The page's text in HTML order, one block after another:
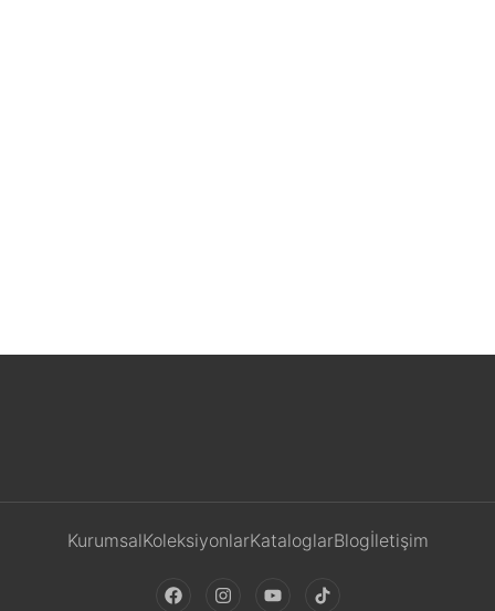
KurumsalKoleksiyonlarKataloglarBlogİletişim